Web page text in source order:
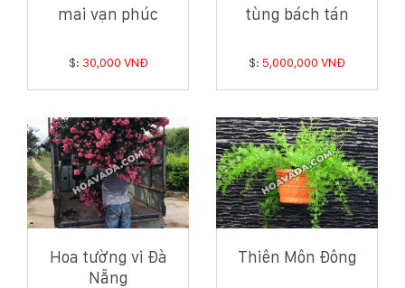
mai vạn phúc
$: 30,000 VNĐ
tùng bách tán
$: 5,000,000 VNĐ
Hoa tường vi Đà
Nẵng
Thiên Môn Đông